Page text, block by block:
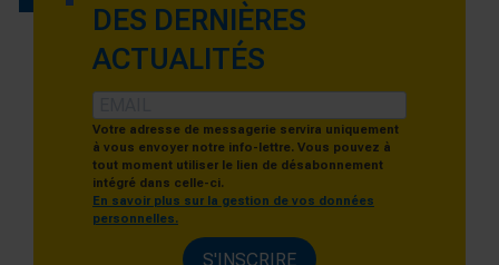
DES DERNIÈRES
ACTUALITÉS
Votre adresse de messagerie servira uniquement
à vous envoyer notre info-lettre. Vous pouvez à
tout moment utiliser le lien de désabonnement
intégré dans celle-ci.
En savoir plus sur la gestion de vos données
personnelles.
S'INSCRIRE